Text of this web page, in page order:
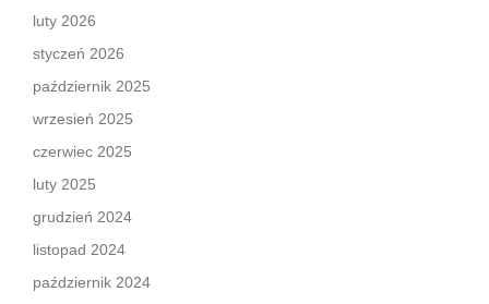
luty 2026
styczeń 2026
październik 2025
wrzesień 2025
czerwiec 2025
luty 2025
grudzień 2024
listopad 2024
październik 2024